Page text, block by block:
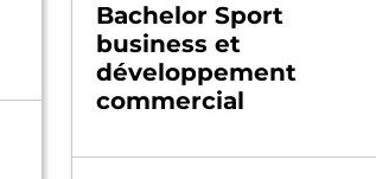
Bachelor Sport
business et
développement
commercial